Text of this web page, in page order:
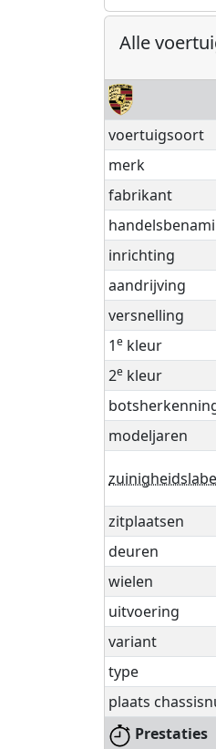
Alle
voertuigsoort
merk
fabrikant
inrichting
aandrijving
versnelling
1e kleur
2e kleur
modeljaren
zitplaatsen
deuren
wielen
uitvoering
variant
type
plaats
Prestaties